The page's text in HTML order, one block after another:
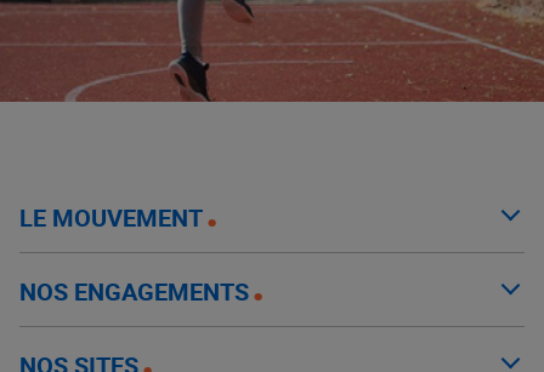
LE MOUVEMENT
NOS ENGAGEMENTS
NOS SITES